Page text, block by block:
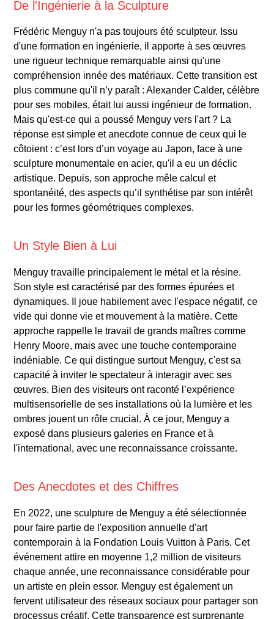
De l'Ingénierie à la Sculpture
Frédéric Menguy n'a pas toujours été sculpteur. Issu
d'une formation en ingénierie, il apporte à ses œuvres
une rigueur technique remarquable ainsi qu'une
compréhension innée des matériaux. Cette transition est
plus commune qu'il n’y paraît : Alexander Calder, célèbre
pour ses mobiles, était lui aussi ingénieur de formation.
Mais qu'est-ce qui a poussé Menguy vers l'art ? La
réponse est simple et anecdote connue de ceux qui le
côtoient : c’est lors d’un voyage au Japon, face à une
sculpture monumentale en acier, qu'il a eu un déclic
artistique. Depuis, son approche mêle calcul et
spontanéité, des aspects qu’il synthétise par son intérêt
pour les formes géométriques complexes.
Un Style Bien à Lui
Menguy travaille principalement le métal et la résine.
Son style est caractérisé par des formes épurées et
dynamiques. Il joue habilement avec l'espace négatif, ce
vide qui donne vie et mouvement à la matière. Cette
approche rappelle le travail de grands maîtres comme
Henry Moore, mais avec une touche contemporaine
indéniable. Ce qui distingue surtout Menguy, c'est sa
capacité à inviter le spectateur à interagir avec ses
œuvres. Bien des visiteurs ont raconté l’expérience
multisensorielle de ses installations où la lumière et les
ombres jouent un rôle crucial. À ce jour, Menguy a
exposé dans plusieurs galeries en France et à
l'international, avec une reconnaissance croissante.
Des Anecdotes et des Chiffres
En 2022, une sculpture de Menguy a été sélectionnée
pour faire partie de l'exposition annuelle d'art
contemporain à la Fondation Louis Vuitton à Paris. Cet
événement attire en moyenne 1,2 million de visiteurs
chaque année, une reconnaissance considérable pour
un artiste en plein essor. Menguy est également un
fervent utilisateur des réseaux sociaux pour partager son
processus créatif. Cette transparence est surprenante